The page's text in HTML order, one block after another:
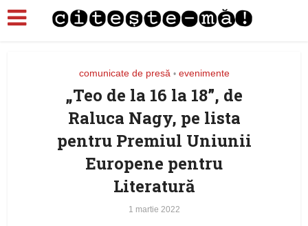
comunicate de presă • evenimente
„Teo de la 16 la 18”, de
Raluca Nagy, pe lista
pentru Premiul Uniunii
Europene pentru
Literatură
1 martie 2022